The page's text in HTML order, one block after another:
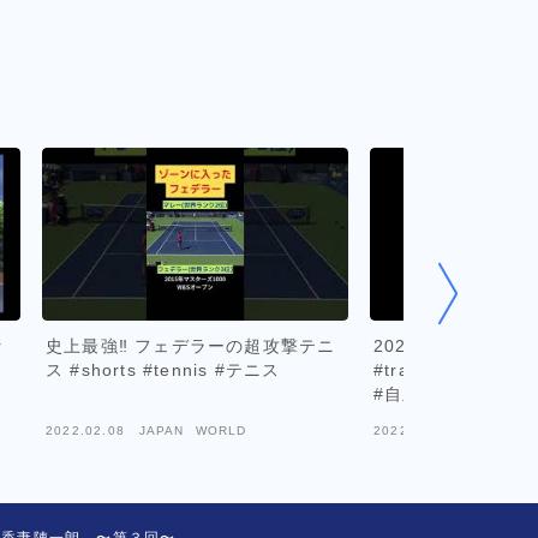
史上最強‼︎ フェデラーの超攻撃テニ
ス #shorts #tennis #テニス
2022.02.08 JAPAN WORLD
20220304fri
#training #テニス
#自主トレ
2022.03.05